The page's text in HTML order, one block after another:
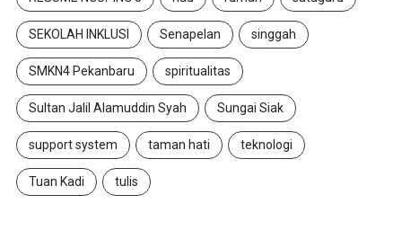
SEKOLAH INKLUSI Senapelan singgah
SMKN4 Pekanbaru spiritualitas
Sultan Jalil Alamuddin Syah Sungai Siak
support system taman hati teknologi
Tuan Kadi tulis